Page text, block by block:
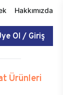
Hakkımızda
Ol / Giriş
Ürünleri